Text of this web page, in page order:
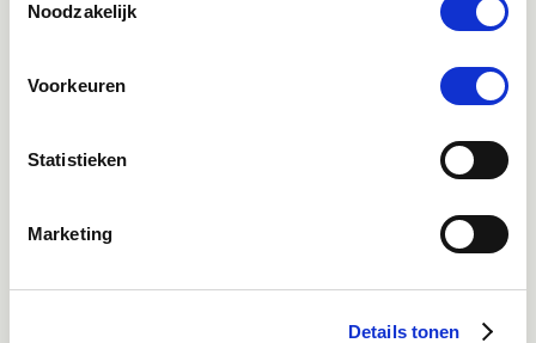
Noodzakelijk
Voorkeuren
Statistieken
Marketing
Details tonen
Inspiratie & informatie
Mail
Wij reageren binnen 1 werkdag op jouw gestelde
vragen
Whatsapp
Direct in contact met één van onze collega's